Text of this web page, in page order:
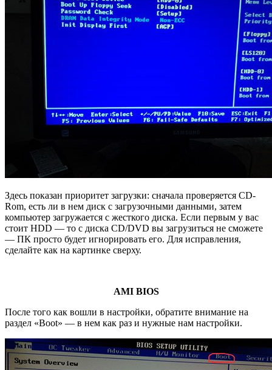
Здесь показан приоритет загрузки: сначала проверяется CD-
Rom, есть ли в нем диск с загрузочными данными, затем
компьютер загружается с жесткого диска. Если первым у вас
стоит HDD — то с диска CD/DVD вы загрузиться не сможете
— ПК просто будет игнорировать его. Для исправления,
сделайте как на картинке сверху.
AMI BIOS
После того как вошли в настройки, обратите внимание на
раздел «Boot» — в нем как раз и нужные нам настройки.